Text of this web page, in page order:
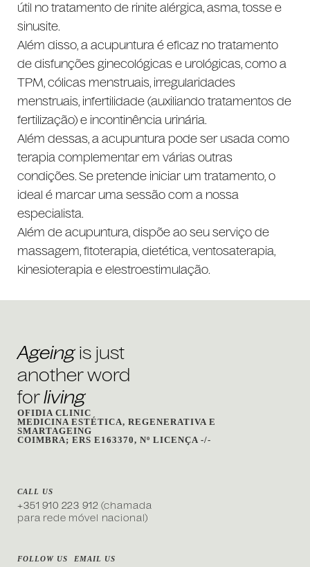
útil no tratamento de rinite alérgica, asma, tosse e
sinusite.
Além disso, a acupuntura é eficaz no tratamento
de disfunções ginecológicas e urológicas, como a
TPM, cólicas menstruais, irregularidades
menstruais, infertilidade (auxiliando tratamentos de
fertilização) e incontinência urinária.
Além dessas, a acupuntura pode ser usada como
terapia complementar em várias outras
condições. Se pretende iniciar um tratamento, o
ideal é marcar uma sessão com a nossa
especialista.
Além de acupuntura, dispõe ao seu serviço de
massagem, fitoterapia, dietética, ventosaterapia,
kinesioterapia e elestroestimulação.
Ageing is just
another word
forliving
OFIDIA CLINIC
MEDICINA ESTÉTICA, REGENERATIVA E
SMARTAGEING
COIMBRA; ERS E163370, Nº LICENÇA -/-
FOLLOW US EMAIL US
CALL US
+351 910 223 912 (chamada
para rede móvel nacional)